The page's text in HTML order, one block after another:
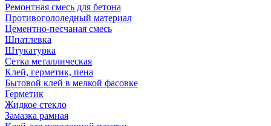
Ремонтная смесь для бетона
Противогололедный материал
Цементно-песчаная смесь
Шпатлевка
Штукатурка
Сетка металлическая
Клей, герметик, пена
Бытовой клей в мелкой фасовке
Герметик
Жидкое стекло
Замазка рамная